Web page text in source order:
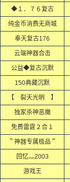
◆１．７６复古
纯金币消费无商城
奉天复古176
云端神器合击
公益◆复古沉默
150典藏沉默
【 裂天光明 】
独家杀神恶魔
免费雷霆２合１
＂神器专属极品＂
回忆灬2003
游戏王